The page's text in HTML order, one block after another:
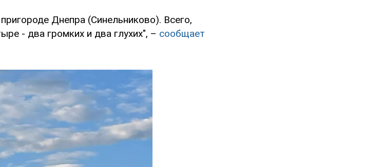
Днепра (Синельниково). Всего,
- два громких и два глухих", – сообщает